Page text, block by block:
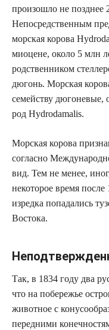
произошло не позднее
Непосредственным
морская корова
миоцене, около 5 млн
родственником
дюгонь. Морская
семейству дюгоневые,
род Hydrodamalis.
Морская корова
согласно
вид. Тем не менее,
некоторое время
изредка попадались
Востока.
Так, в 1834 году два
что на побережье
животное с
передними